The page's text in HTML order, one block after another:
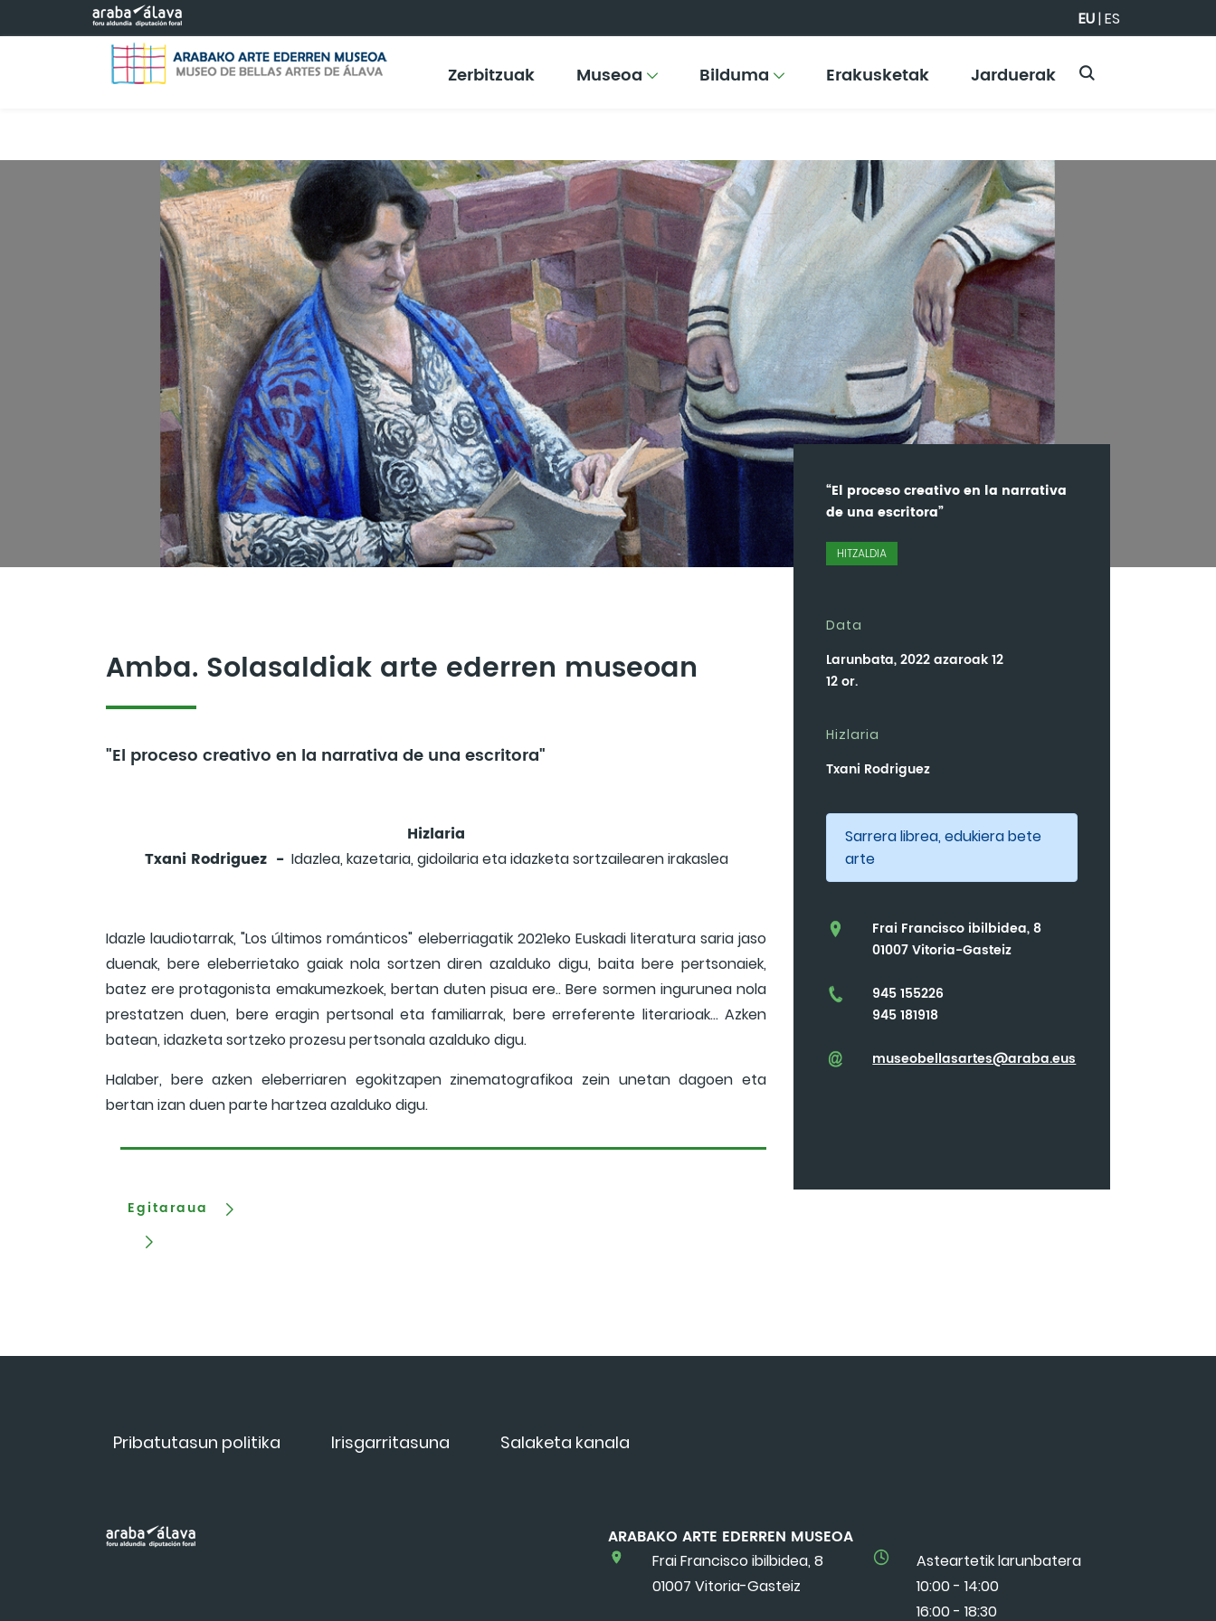
Eduki nagusira joan EU|ES
Zerbitzuak Museoa Bilduma Erakusketak Jarduerak
Amba. Solasaldiak arte ederren museoan
"El proceso creativo en la narrativa de una escritora"
Hizlaria
Txani Rodriguez -Idazlea, kazetaria, gidoilaria eta idazketa sortzailearen irakaslea
Idazle laudiotarrak, "Los últimos románticos" eleberriagatik 2021eko Euskadi literatura saria jaso
duenak, bere eleberrietako gaiak nola sortzen diren azalduko digu, baita bere pertsonaiek,
batez ere protagonista emakumezkoek, bertan duten pisua ere.. Bere sormen ingurunea nola
prestatzen duen, bere eragin pertsonal eta familiarrak, bere erreferente literarioak… Azken
batean, idazketa sortzeko prozesu pertsonala azalduko digu.
Halaber, bere azken eleberriaren egokitzapen zinematografikoa zein unetan dagoen eta
bertan izan duen parte hartzea azalduko digu.
Egitaraua
“El proceso creativo en la narrativa
de una escritora”
HITZALDIA
Data
Larunbata, 2022 azaroak 12
12 or.
Hizlaria
Txani Rodriguez
Sarrera librea, edukiera bete
arte
Frai Francisco ibilbidea, 8
01007 Vitoria-Gasteiz
945 155226
945 181918
museobellasartes@araba.eus
Pribatutasun politika Irisgarritasuna Salaketa kanala
ARABAKO ARTE EDERREN MUSEOA
Frai Francisco ibilbidea, 8
01007 Vitoria-Gasteiz
Asteartetik larunbatera
10:00 - 14:00
16:00 - 18:30